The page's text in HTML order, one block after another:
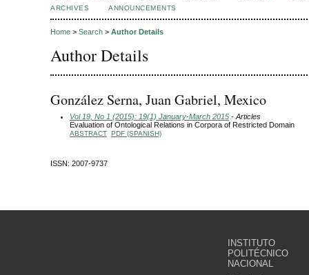
ARCHIVES
ANNOUNCEMENTS
Home > Search > Author Details
Author Details
González Serna, Juan Gabriel, Mexico
Vol 19, No 1 (2015): 19(1) January-March 2015 - Articles
Evaluation of Ontological Relations in Corpora of Restricted Domain
ABSTRACT PDF (SPANISH)
ISSN: 2007-9737
INSTITUTO
POLITÉCNICO
NACIONAL